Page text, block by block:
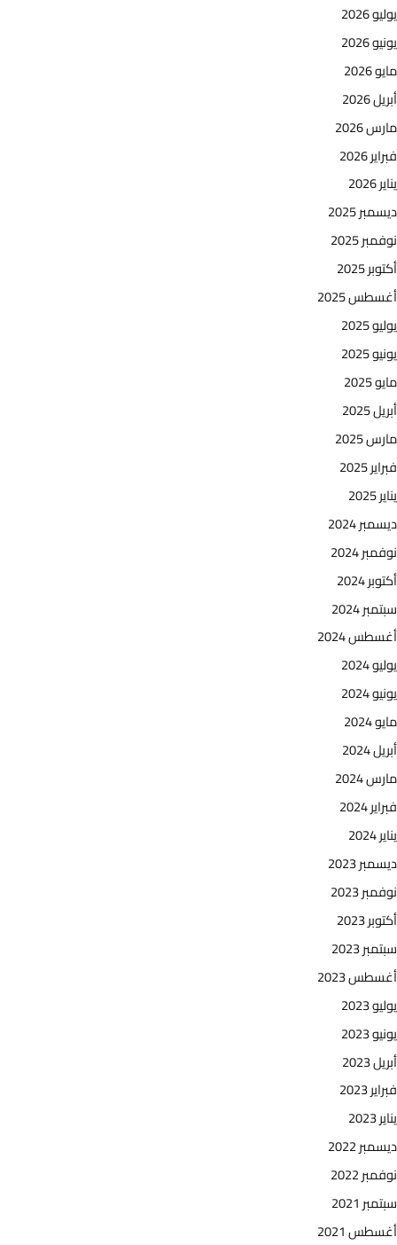
يوليو 2026
يونيو 2026
مايو 2026
أبريل 2026
مارس 2026
فبراير 2026
يناير 2026
ديسمبر 2025
نوفمبر 2025
أكتوبر 2025
أغسطس 2025
يوليو 2025
يونيو 2025
مايو 2025
أبريل 2025
مارس 2025
فبراير 2025
يناير 2025
ديسمبر 2024
نوفمبر 2024
أكتوبر 2024
سبتمبر 2024
أغسطس 2024
يوليو 2024
يونيو 2024
مايو 2024
أبريل 2024
مارس 2024
فبراير 2024
يناير 2024
ديسمبر 2023
نوفمبر 2023
أكتوبر 2023
سبتمبر 2023
أغسطس 2023
يوليو 2023
يونيو 2023
أبريل 2023
فبراير 2023
يناير 2023
ديسمبر 2022
نوفمبر 2022
سبتمبر 2021
أغسطس 2021